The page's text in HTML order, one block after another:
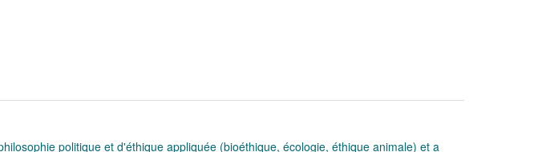
politique et d'éthique appliquée (bioéthique, écologie, éthique animale) et a